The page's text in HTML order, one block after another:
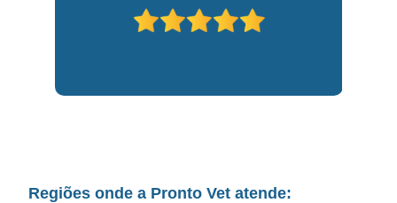
Regiões onde a Pronto Vet atende: